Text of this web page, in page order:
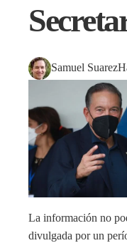
Samuel Suarez
La información no
divulgada por un